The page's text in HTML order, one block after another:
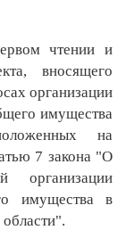
чтении и
вносящего
организации
имущества
на
7 закона "О
организации
имущества в